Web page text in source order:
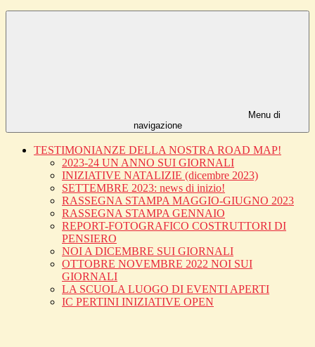
Menu di
navigazione
TESTIMONIANZE DELLA NOSTRA ROAD MAP!
2023-24 UN ANNO SUI GIORNALI
INIZIATIVE NATALIZIE (dicembre 2023)
SETTEMBRE 2023: news di inizio!
RASSEGNA STAMPA MAGGIO-GIUGNO 2023
RASSEGNA STAMPA GENNAIO
REPORT-FOTOGRAFICO COSTRUTTORI DI
PENSIERO
NOI A DICEMBRE SUI GIORNALI
OTTOBRE NOVEMBRE 2022 NOI SUI
GIORNALI
LA SCUOLA LUOGO DI EVENTI APERTI
IC PERTINI INIZIATIVE OPEN